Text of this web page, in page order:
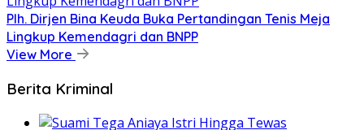
Plh. Dirjen Bina Keuda Buka Pertandingan Tenis Meja
Lingkup Kemendagri dan BNPP
View More
Berita Kriminal